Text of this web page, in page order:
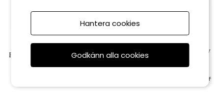
Easy fåtölj - svart/sooty dyna
Easy soffgrupp - svart/sooty
fr. 39 880 kr
Hantera cookies
Godkänn alla cookies